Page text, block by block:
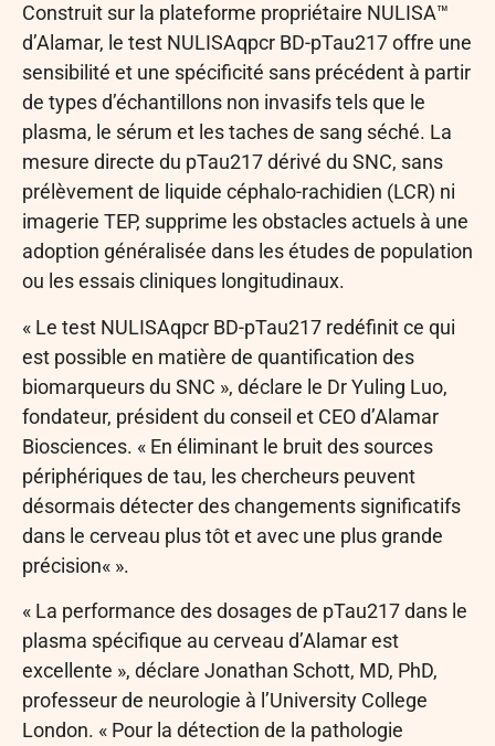
Construit sur la plateforme propriétaire NULISA™
d’Alamar, le test NULISAqpcr BD-pTau217 offre une
sensibilité et une spécificité sans précédent à partir
de types d’échantillons non invasifs tels que le
plasma, le sérum et les taches de sang séché. La
mesure directe du pTau217 dérivé du SNC, sans
prélèvement de liquide céphalo-rachidien (LCR) ni
imagerie TEP, supprime les obstacles actuels à une
adoption généralisée dans les études de population
ou les essais cliniques longitudinaux.
« Le test NULISAqpcr BD-pTau217 redéfinit ce qui
est possible en matière de quantification des
biomarqueurs du SNC », déclare le Dr Yuling Luo,
fondateur, président du conseil et CEO d’Alamar
Biosciences. « En éliminant le bruit des sources
périphériques de tau, les chercheurs peuvent
désormais détecter des changements significatifs
dans le cerveau plus tôt et avec une plus grande
précision« ».
« La performance des dosages de pTau217 dans le
plasma spécifique au cerveau d’Alamar est
excellente », déclare Jonathan Schott, MD, PhD,
professeur de neurologie à l’University College
London. « Pour la détection de la pathologie